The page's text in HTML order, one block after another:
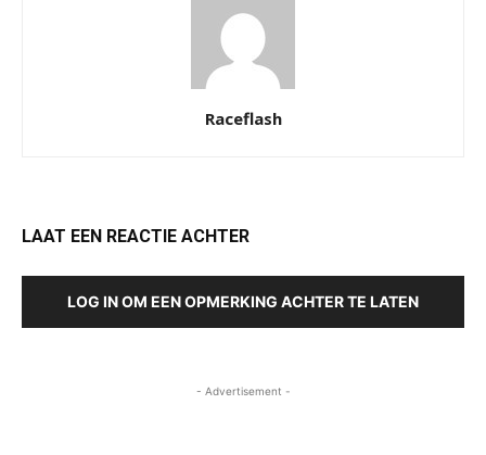
Raceflash
LAAT EEN REACTIE ACHTER
LOG IN OM EEN OPMERKING ACHTER TE LATEN
- Advertisement -